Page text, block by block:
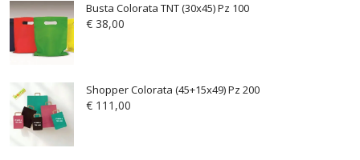
Busta Colorata TNT (30x45) Pz 100
€ 38,00
Shopper Colorata (45+15x49) Pz 200
€ 111,00